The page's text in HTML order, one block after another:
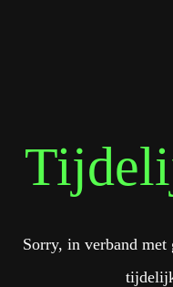
Sorry, in verband met